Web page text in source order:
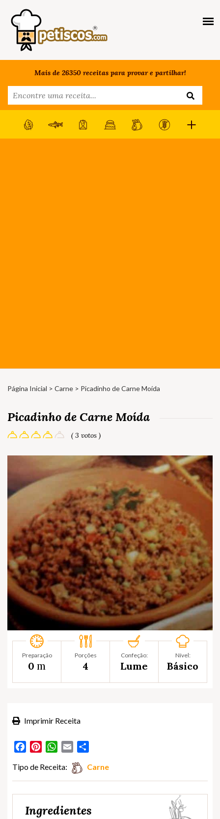
Mais de 26350 receitas para provar e partilhar!
Página Inicial > Carne > Picadinho de Carne Moída
Picadinho de Carne Moída
( 3 votos )
Preparação
0 m
Porções
4
Confeção:
Lume
Nível:
Básico
Imprimir Receita
FacebookPinterestWhatsApp
Email
Tipo de Receita: Carne
Ingredientes